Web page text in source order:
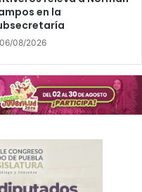
en la
06/08/2026